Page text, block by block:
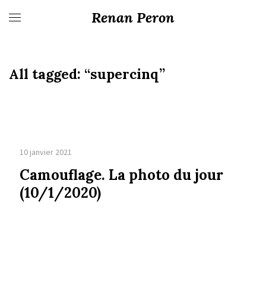
Renan Peron
All tagged: “supercinq”
10 janvier 2021
Camouflage. La photo du jour
(10/1/2020)